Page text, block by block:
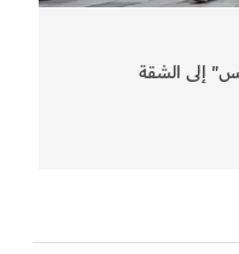
إلى الشقة